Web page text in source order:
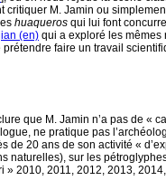
critiquer M. Jamin ou
huaqueros qui lui font
(en) qui a exploré les mêmes
faire un travail
que M. Jamin n’a pas de «
ne pratique pas
de 20 ans de son activité «
naturelles), sur les
2010, 2011, 2012, 2013,